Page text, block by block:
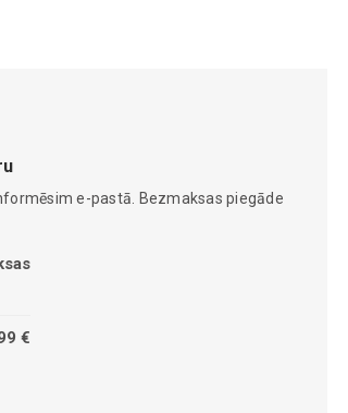
e-pastā. Bezmaksas piegāde
€